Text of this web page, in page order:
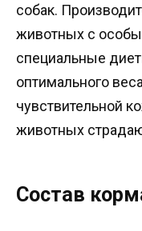
собак.
животных с
специальные
оптимального
чувствительной
животных
Состав